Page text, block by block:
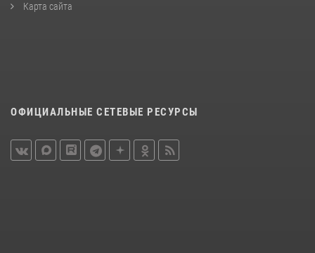
Карта сайта
ОФИЦИАЛЬНЫЕ СЕТЕВЫЕ РЕСУРСЫ